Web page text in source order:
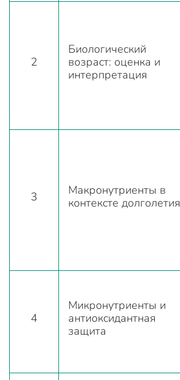
2
Биологический
возраст: оценка и
интерпретация
3
Макронутриенты в
контексте долголетия
4
Микронутриенты и
антиоксидантная
защита